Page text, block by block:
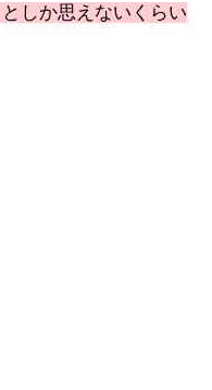
しか思えないくらい